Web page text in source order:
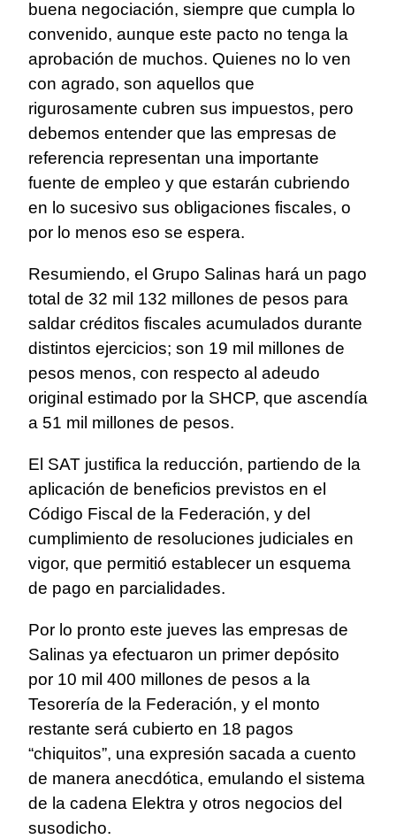
buena negociación, siempre que cumpla lo
convenido, aunque este pacto no tenga la
aprobación de muchos. Quienes no lo ven
con agrado, son aquellos que
rigurosamente cubren sus impuestos, pero
debemos entender que las empresas de
referencia representan una importante
fuente de empleo y que estarán cubriendo
en lo sucesivo sus obligaciones fiscales, o
por lo menos eso se espera.
Resumiendo, el Grupo Salinas hará un pago
total de 32 mil 132 millones de pesos para
saldar créditos fiscales acumulados durante
distintos ejercicios; son 19 mil millones de
pesos menos, con respecto al adeudo
original estimado por la SHCP, que ascendía
a 51 mil millones de pesos.
El SAT justifica la reducción, partiendo de la
aplicación de beneficios previstos en el
Código Fiscal de la Federación, y del
cumplimiento de resoluciones judiciales en
vigor, que permitió establecer un esquema
de pago en parcialidades.
Por lo pronto este jueves las empresas de
Salinas ya efectuaron un primer depósito
por 10 mil 400 millones de pesos a la
Tesorería de la Federación, y el monto
restante será cubierto en 18 pagos
“chiquitos”, una expresión sacada a cuento
de manera anecdótica, emulando el sistema
de la cadena Elektra y otros negocios del
susodicho.